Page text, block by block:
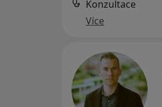
Konzultace
Více